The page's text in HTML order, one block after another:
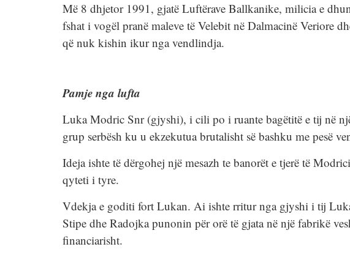
Më 8 dhjetor 1991, gjatë Luftërave Ballkanike, milicia e
fshat i vogël pranë maleve të Velebit në Dalmacinë Veriore
që nuk kishin ikur nga vendlindja.
Pamje nga lufta
Luka Modric Snr (gjyshi), i cili po i ruante bagëtitë e tij në
grup serbësh ku u ekzekutua brutalisht së bashku me pesë
Ideja ishte të dërgohej një mesazh te banorët e tjerë të
qyteti i tyre.
Vdekja e goditi fort Lukan. Ai ishte rritur nga gjyshi i tij
Stipe dhe Radojka punonin për orë të gjata në një fabrikë
financiarisht.